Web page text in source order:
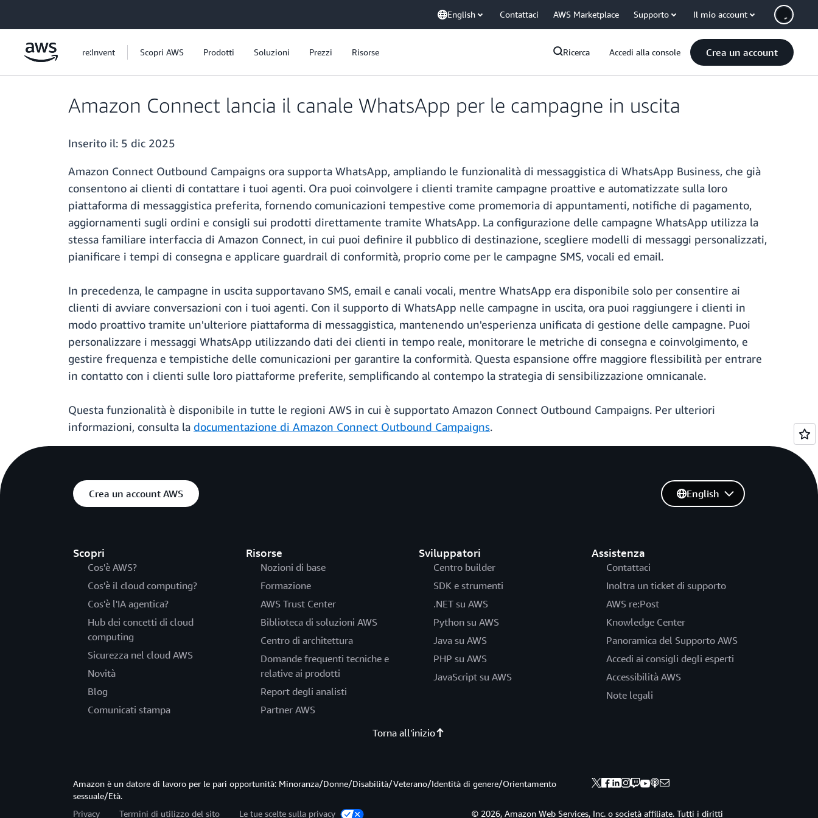
English Contattaci AWS Marketplace Supporto Il mio account
re:Invent Scopri AWS Prodotti Soluzioni Prezzi Risorse Ricerca Accedi alla console Crea un account
Amazon Connect lancia il canale WhatsApp per le campagne in uscita
Inserito il: 5 dic 2025
Amazon Connect Outbound Campaigns ora supporta WhatsApp, ampliando le funzionalità di messaggistica di WhatsApp Business, che già
consentono ai clienti di contattare i tuoi agenti. Ora puoi coinvolgere i clienti tramite campagne proattive e automatizzate sulla loro
piattaforma di messaggistica preferita, fornendo comunicazioni tempestive come promemoria di appuntamenti, notifiche di pagamento,
aggiornamenti sugli ordini e consigli sui prodotti direttamente tramite WhatsApp. La configurazione delle campagne WhatsApp utilizza la
stessa familiare interfaccia di Amazon Connect, in cui puoi definire il pubblico di destinazione, scegliere modelli di messaggi personalizzati,
pianificare i tempi di consegna e applicare guardrail di conformità, proprio come per le campagne SMS, vocali ed email.
In precedenza, le campagne in uscita supportavano SMS, email e canali vocali, mentre WhatsApp era disponibile solo per consentire ai
clienti di avviare conversazioni con i tuoi agenti. Con il supporto di WhatsApp nelle campagne in uscita, ora puoi raggiungere i clienti in
modo proattivo tramite un'ulteriore piattaforma di messaggistica, mantenendo un'esperienza unificata di gestione delle campagne. Puoi
personalizzare i messaggi WhatsApp utilizzando dati dei clienti in tempo reale, monitorare le metriche di consegna e coinvolgimento, e
gestire frequenza e tempistiche delle comunicazioni per garantire la conformità. Questa espansione offre maggiore flessibilità per entrare
in contatto con i clienti sulle loro piattaforme preferite, semplificando al contempo la strategia di sensibilizzazione omnicanale.
Questa funzionalità è disponibile in tutte le regioni AWS in cui è supportato Amazon Connect Outbound Campaigns. Per ulteriori
informazioni, consulta la documentazione di Amazon Connect Outbound Campaigns.
Crea un account AWS
Scopri
Cos'è AWS?
Cos'è il cloud computing?
Cos'è l'IA agentica?
Hub dei concetti di cloud
computing
Sicurezza nel cloud AWS
Novità
Blog
Comunicati stampa
Risorse
Nozioni di base
Formazione
AWS Trust Center
Biblioteca di soluzioni AWS
Centro di architettura
Domande frequenti tecniche e
relative ai prodotti
Report degli analisti
Partner AWS
Sviluppatori
Centro builder
SDK e strumenti
.NET su AWS
Python su AWS
Java su AWS
PHP su AWS
JavaScript su AWS
Assistenza
Contattaci
Inoltra un ticket di supporto
AWS re:Post
Knowledge Center
Panoramica del Supporto AWS
Accedi ai consigli degli esperti
Accessibilità AWS
Note legali
English
Torna all'inizio
Amazon è un datore di lavoro per le pari opportunità: Minoranza/Donne/Disabilità/Veterano/Identità di genere/Orientamento
sessuale/Età.
Privacy
Termini di utilizzo del sito Le tue scelte sulla privacy © 2026, Amazon Web Services, Inc. o società affiliate. Tutti i diritti